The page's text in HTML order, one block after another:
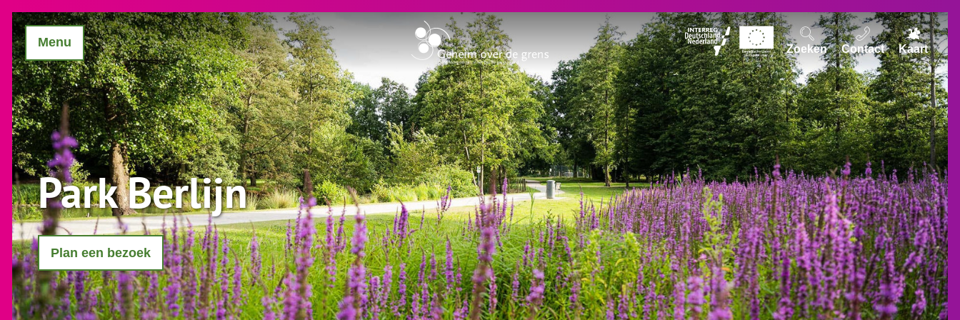
Zoeken Contact Kaart
Menu
Park Berlijn
Plan een bezoek